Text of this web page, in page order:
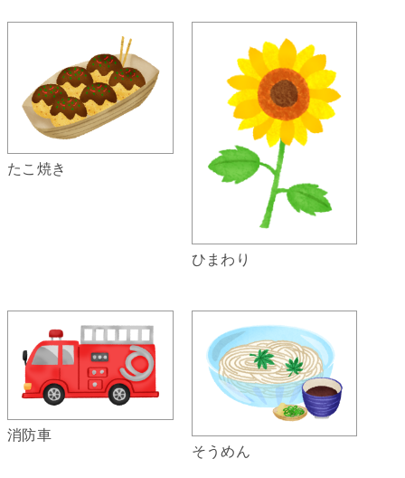
たこ焼き
ひまわり
消防車
そうめん